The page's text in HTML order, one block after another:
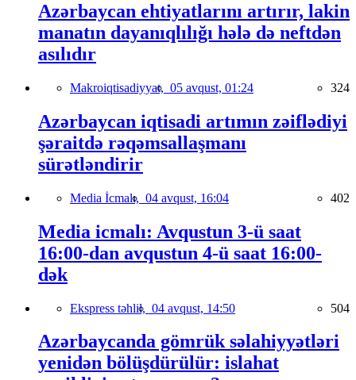
Azərbaycan ehtiyatlarını artırır, lakin
manatın dayanıqlılığı hələ də neftdən
asılıdır
Makroiqtisadiyyat, 05 avqust, 01:24 324
Azərbaycan iqtisadi artımın zəiflədiyi
şəraitdə rəqəmsallaşmanı
sürətləndirir
Media İcmalı, 04 avqust, 16:04 402
Media icmalı: Avqustun 3-ü saat
16:00-dan avqustun 4-ü saat 16:00-
dək
Ekspress təhlil, 04 avqust, 14:50 504
Azərbaycanda gömrük səlahiyyətləri
yenidən bölüşdürülür: islahat